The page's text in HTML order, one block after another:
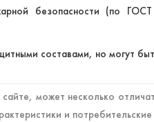
безопасности (по
составами, но
может несколько
и